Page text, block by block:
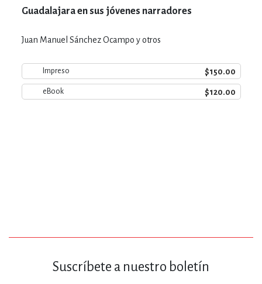
Guadalajara en sus jóvenes narradores
Juan Manuel Sánchez Ocampo y otros
Impreso $150.00
eBook $120.00
Suscríbete a nuestro boletín